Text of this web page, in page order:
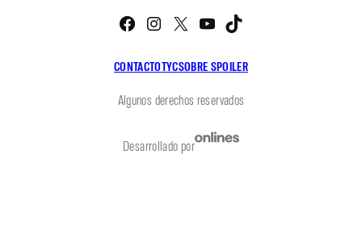
CONTACTOTYCSOBRE SPOILER
Facebook
Instagram
X YouTube
Algunos derechos reservados
Desarrollado por